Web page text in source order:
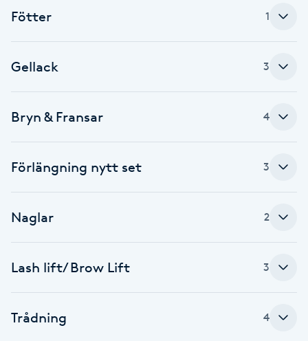
Bottenfärg
Brynfärgning
Bröllopsuppsättning
C
Celluliter
Coachning
Fötter 1
Gellack 3
Bryn & Fransar 4
Förlängning nytt set 3
Naglar 2
Lash lift/ Brow Lift 3
Trådning 4